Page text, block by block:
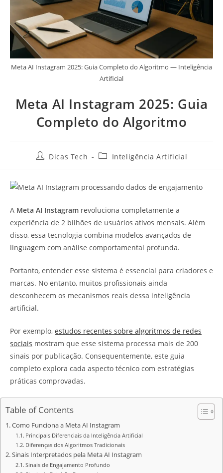
Meta AI Instagram 2025: Guia Completo do Algoritmo — Inteligência
Artificial
Meta AI Instagram 2025: Guia
Completo do Algoritmo
Dicas Tech Inteligência Artificial
A Meta AI Instagram revoluciona completamente a
experiência de 2 bilhões de usuários ativos mensais. Além
disso, essa tecnologia combina modelos avançados de
linguagem com análise comportamental profunda.
Portanto, entender esse sistema é essencial para criadores e
marcas. No entanto, muitos profissionais ainda
desconhecem os mecanismos reais dessa inteligência
artificial.
Por exemplo, estudos recentes sobre algoritmos de redes
sociais mostram que esse sistema processa mais de 200
sinais por publicação. Consequentemente, este guia
completo explora cada aspecto técnico com estratégias
práticas comprovadas.
Table of Contents
Como Funciona a Meta AI Instagram
Principais Diferenciais da Inteligência Artificial
Diferenças dos Algoritmos Tradicionais
Sinais Interpretados pela Meta AI Instagram
Sinais de Engajamento Profundo